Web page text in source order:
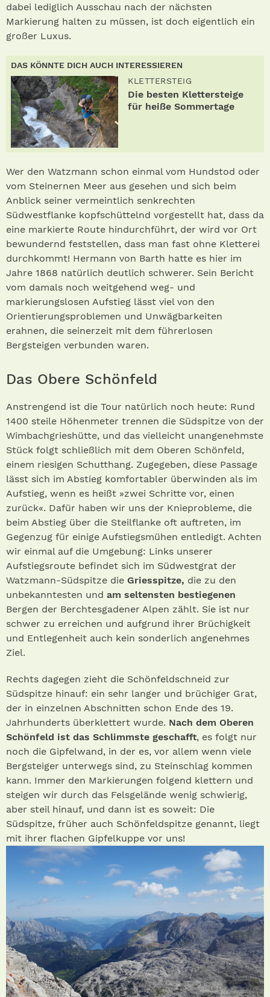
dabei lediglich Ausschau nach der nächsten
Markierung halten zu müssen, ist doch eigentlich ein
großer Luxus.
DAS KÖNNTE DICH AUCH INTERESSIEREN
KLETTERSTEIG
Die besten Klettersteige
für heiße Sommertage
Wer den Watzmann schon einmal vom Hundstod oder
vom Steinernen Meer aus gesehen und sich beim
Anblick seiner vermeintlich senkrechten
Südwestflanke kopfschüttelnd vorgestellt hat, dass da
eine markierte Route hindurchführt, der wird vor Ort
bewundernd feststellen, dass man fast ohne Kletterei
durchkommt! Hermann von Barth hatte es hier im
Jahre 1868 natürlich deutlich schwerer. Sein Bericht
vom damals noch weitgehend weg- und
markierungslosen Aufstieg lässt viel von den
Orientierungsproblemen und Unwägbarkeiten
erahnen, die seinerzeit mit dem führerlosen
Bergsteigen verbunden waren.
Das Obere Schönfeld
Anstrengend ist die Tour natürlich noch heute: Rund
1400 steile Höhenmeter trennen die Südspitze von der
Wimbachgrieshütte, und das vielleicht unangenehmste
Stück folgt schließlich mit dem Oberen Schönfeld,
einem riesigen Schutthang. Zugegeben, diese Passage
lässt sich im Abstieg komfortabler überwinden als im
Aufstieg, wenn es heißt »zwei Schritte vor, einen
zurück«. Dafür haben wir uns der Knieprobleme, die
beim Abstieg über die Steilflanke oft auftreten, im
Gegenzug für einige Aufstiegsmühen entledigt. Achten
wir einmal auf die Umgebung: Links unserer
Aufstiegsroute befindet sich im Südwestgrat der
Watzmann-Südspitze die Griesspitze, die zu den
unbekanntesten und am seltensten bestiegenen
Bergen der Berchtesgadener Alpen zählt. Sie ist nur
schwer zu erreichen und aufgrund ihrer Brüchigkeit
und Entlegenheit auch kein sonderlich angenehmes
Ziel.
Rechts dagegen zieht die Schönfeldschneid zur
Südspitze hinauf: ein sehr langer und brüchiger Grat,
der in einzelnen Abschnitten schon Ende des 19.
Jahrhunderts überklettert wurde. Nach dem Oberen
Schönfeld ist das Schlimmste geschafft, es folgt nur
noch die Gipfelwand, in der es, vor allem wenn viele
Bergsteiger unterwegs sind, zu Steinschlag kommen
kann. Immer den Markierungen folgend klettern und
steigen wir durch das Felsgelände wenig schwierig,
aber steil hinauf, und dann ist es soweit: Die
Südspitze, früher auch Schönfeldspitze genannt, liegt
mit ihrer flachen Gipfelkuppe vor uns!